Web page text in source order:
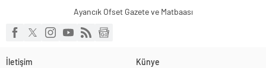
Ayancık Ofset Gazete ve Matbaası
İletişim Künye